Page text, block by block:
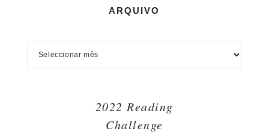
ARQUIVO
2022 Reading
Challenge